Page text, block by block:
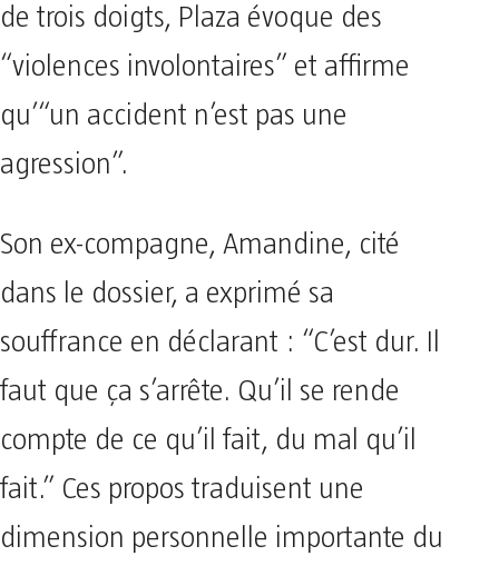
de trois doigts, Plaza évoque des
“violences involontaires” et affirme
qu’“un accident n’est pas une
agression”.
Son ex-compagne, Amandine, cité
dans le dossier, a exprimé sa
souffrance en déclarant : “C’est dur. Il
faut que ça s’arrête. Qu’il se rende
compte de ce qu’il fait, du mal qu’il
fait.” Ces propos traduisent une
dimension personnelle importante du